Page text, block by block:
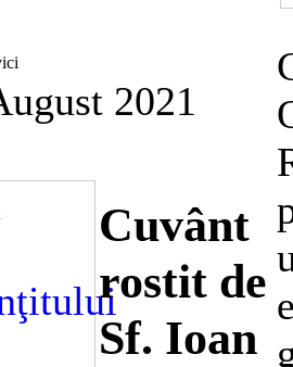
2021
Cuvânt
rostit de
Sf. Ioan